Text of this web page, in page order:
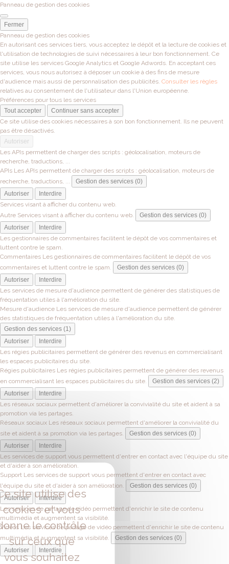
Panneau de gestion des cookies
Fermer
Panneau de gestion des cookies
En autorisant ces services tiers, vous acceptez le dépôt et la lecture de cookies et
l'utilisation de technologies de suivi nécessaires à leur bon fonctionnement. Ce
site utilise les services Google Analytics et Google Adwords. En acceptant ces
services, vous nous autorisez à déposer un cookie à des fins de mesure
d'audience mais aussi de personnalisation des publicités. Consulter les règles
relatives au consentement de l'utilisateur dans l'Union européenne.
Préférences pour tous les services
Tout accepter
Continuer sans accepter
Ce site utilise des cookies nécessaires à son bon fonctionnement. Ils ne peuvent
pas être désactivés.
Autoriser
Les APIs permettent de charger des scripts : géolocalisation, moteurs de
recherche, traductions, ...
APIs Les APIs permettent de charger des scripts : géolocalisation, moteurs de
recherche, traductions, ...
Gestion des services (0)
Autoriser
Interdire
Services visant à afficher du contenu web.
Autre Services visant à afficher du contenu web.
Gestion des services (0)
Autoriser
Interdire
Les gestionnaires de commentaires facilitent le dépôt de vos commentaires et
luttent contre le spam.
Commentaires Les gestionnaires de commentaires facilitent le dépôt de vos
commentaires et luttent contre le spam.
Gestion des services (0)
Autoriser
Interdire
Les services de mesure d'audience permettent de générer des statistiques de
fréquentation utiles à l'amélioration du site.
Mesure d'audience Les services de mesure d'audience permettent de générer
des statistiques de fréquentation utiles à l'amélioration du site.
Gestion des services (1)
Autoriser
Interdire
Les régies publicitaires permettent de générer des revenus en commercialisant
les espaces publicitaires du site.
Régies publicitaires Les régies publicitaires permettent de générer des revenus
en commercialisant les espaces publicitaires du site.
Gestion des services (2)
Autoriser
Interdire
Les réseaux sociaux permettent d'améliorer la convivialité du site et aident à sa
promotion via les partages.
Réseaux sociaux Les réseaux sociaux permettent d'améliorer la convivialité du
site et aident à sa promotion via les partages.
Gestion des services (0)
Autoriser
Interdire
Les services de support vous permettent d'entrer en contact avec l'équipe du site
et d'aider à son amélioration.
Support Les services de support vous permettent d'entrer en contact avec
l'équipe du site et d'aider à son amélioration.
Gestion des services (0)
Autoriser
Interdire
Les services de partage de vidéo permettent d'enrichir le site de contenu
multimédia et augmentent sa visibilité.
Vidéos Les services de partage de vidéo permettent d'enrichir le site de contenu
multimédia et augmentent sa visibilité.
Gestion des services (0)
Autoriser
Interdire
site utilise des
cookies et vous
le contrôle
sur ceux que
vous souhaitez